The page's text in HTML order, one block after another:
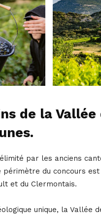
de la
par les anciens
périmètre du concours
et du Clermontais.
unique, la Vallée